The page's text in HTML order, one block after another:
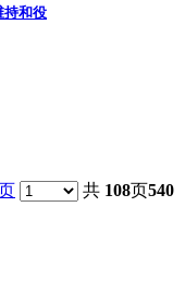
持和役
共 108页540